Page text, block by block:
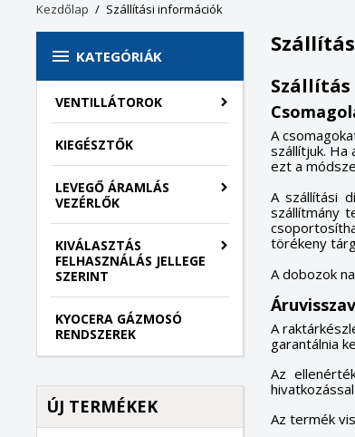
Kezdőlap Szállítási információk
 KATEGÓRIÁK
VENTILLÁTOROK
KIEGÉSZTŐK
LEVEGŐ ÁRAMLÁS
VEZÉRLŐK
KIVÁLASZTÁS
FELHASZNÁLÁS JELLEGE
SZERINT
KYOCERA GÁZMOSÓ
RENDSZEREK
ÚJ TERMÉKEK
Szállítás
A
szállítjuk. Ha
ezt a
A szállítási
szállítmány
törékeny
A dobozok
A
garantálnia
Az
Az termék